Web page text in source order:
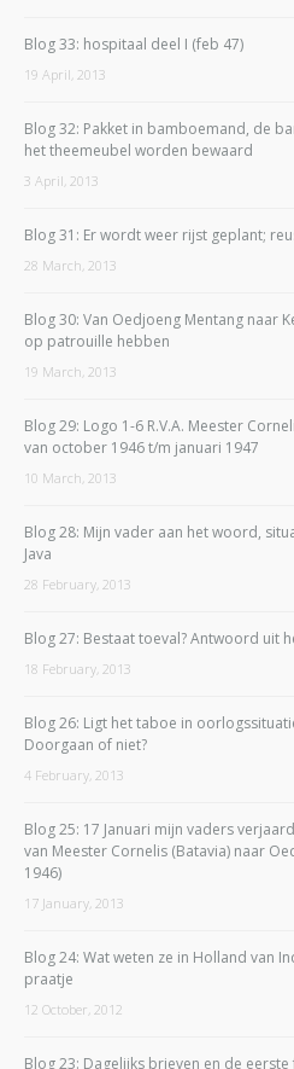
Blog 33: hospitaal deel I (feb 47)
19 April, 2013
Blog 32: Pakket in bamboemand, de
het theemeubel worden bewaard
3 April, 2013
Blog 31: Er wordt weer rijst geplant;
28 March, 2013
Blog 30: Van Oedjoeng Mentang naar
op patrouille hebben
19 March, 2013
Blog 29: Logo 1-6 R.V.A. Meester
van october 1946 t/m januari 1947
10 March, 2013
Blog 28: Mijn vader aan het woord,
Java
28 February, 2013
Blog 27: Bestaat toeval? Antwoord uit
18 February, 2013
Blog 26: Ligt het taboe in
Doorgaan of niet?
4 February, 2013
Blog 25: 17 Januari mijn vaders
van Meester Cornelis (Batavia) naar
1946)
17 January, 2013
Blog 24: Wat weten ze in Holland van
praatje
12 October, 2012
Blog 23: Dagelijks brieven en de